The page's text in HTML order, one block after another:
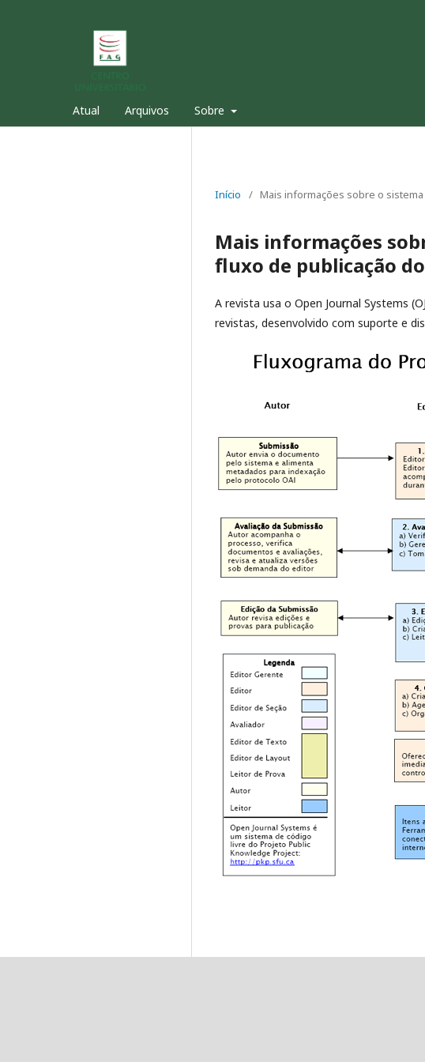
Atual Arquivos Sobre
Início / Mais informações sobre o sistema
Mais informações
fluxo de publicação do
A revista usa o Open Journal Systems
revistas, desenvolvido com suporte e